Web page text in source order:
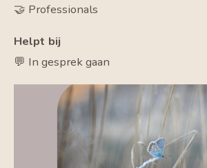
🤝 Professionals
Helpt bij
💬 In gesprek gaan